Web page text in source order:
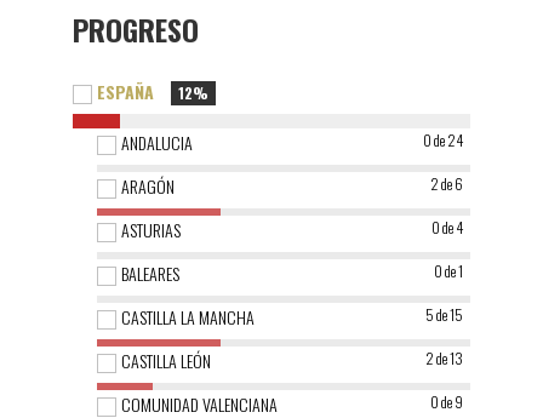
PROGRESO
ESPAÑA 12%
ANDALUCIA 0 de 24
ARAGÓN 2 de 6
ASTURIAS 0 de 4
BALEARES 0 de 1
CASTILLA LA MANCHA 5 de 15
CASTILLA LEÓN 2 de 13
COMUNIDAD VALENCIANA 0 de 9